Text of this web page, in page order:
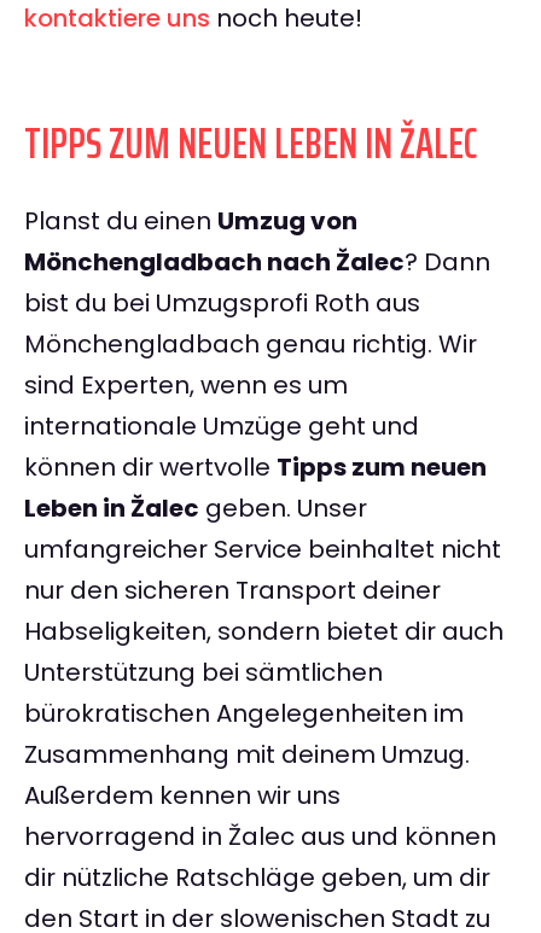
kontaktiere uns noch heute!
TIPPS ZUM NEUEN LEBEN IN ŽALEC
Planst du einen Umzug von
Mönchengladbach nach Žalec? Dann
bist du bei Umzugsprofi Roth aus
Mönchengladbach genau richtig. Wir
sind Experten, wenn es um
internationale Umzüge geht und
können dir wertvolle Tipps zum neuen
Leben in Žalec geben. Unser
umfangreicher Service beinhaltet nicht
nur den sicheren Transport deiner
Habseligkeiten, sondern bietet dir auch
Unterstützung bei sämtlichen
bürokratischen Angelegenheiten im
Zusammenhang mit deinem Umzug.
Außerdem kennen wir uns
hervorragend in Žalec aus und können
dir nützliche Ratschläge geben, um dir
den Start in der slowenischen Stadt zu